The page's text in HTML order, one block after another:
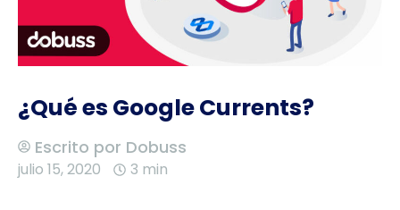
¿Qué es Google Currents?
Escrito por Dobuss
julio 15, 2020 3 min